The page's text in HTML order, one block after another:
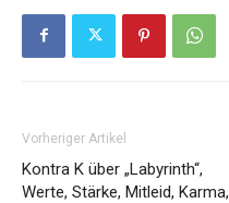
Vorheriger Artikel
Kontra K über „Labyrinth“,
Werte, Stärke, Mitleid, Karma,